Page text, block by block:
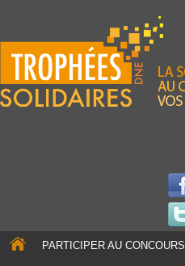
PARTICIPER AU CONCOURS